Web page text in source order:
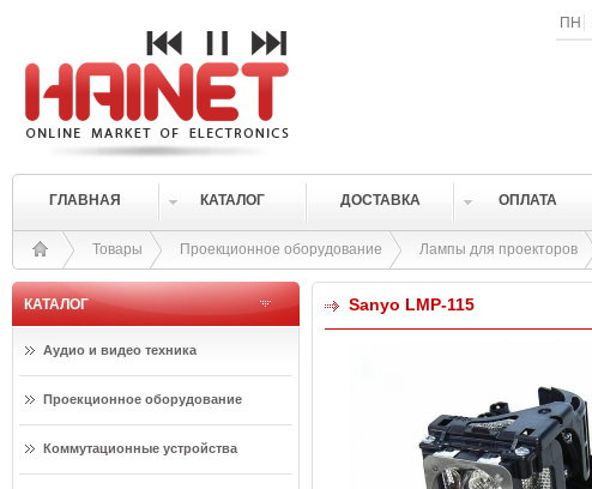
ПН
ГЛАВНАЯ КАТАЛОГ ДОСТАВКА ОПЛАТА
Товары Проекционное оборудование Лампы для проекторов
КАТАЛОГ
Аудио и видео техника
Проекционное оборудование
Коммутационные устройства
Sanyo LMP-115